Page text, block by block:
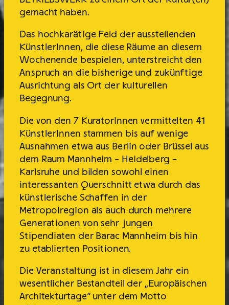
gemacht haben.
Das hochkarätige Feld der ausstellenden
KünstlerInnen, die diese Räume an diesem
Wochenende bespielen, unterstreicht den
Anspruch an die bisherige und zukünftige
Ausrichtung als Ort der kulturellen
Begegnung.
Die von den 7 KuratorInnen vermittelten 41
KünstlerInnen stammen bis auf wenige
Ausnahmen etwa aus Berlin oder Brüssel aus
dem Raum Mannheim – Heidelberg –
Karlsruhe und bilden sowohl einen
interessanten Querschnitt etwa durch das
künstlerische Schaffen in der
Metropolregion als auch durch mehrere
Generationen von sehr jungen
Stipendiaten der Barac Mannheim bis hin
zu etablierten Positionen.
Die Veranstaltung ist in diesem Jahr ein
wesentlicher Bestandteil der „Europäischen
Architekturtage“ unter dem Motto